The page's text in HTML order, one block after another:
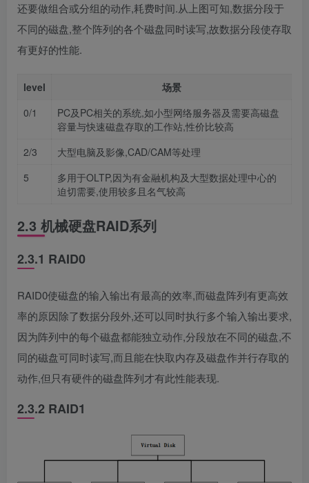
还要做组合或分组的动作,耗费时间.从上图可知,数据分段于
不同的磁盘,整个阵列的各个磁盘同时读写,故数据分段使存取
有更好的性能.
level
场景
0/1
PC及PC相关的系统,如小型网络服务器及需要高磁盘
容量与快速磁盘存取的工作站,性价比较高
2/3
大型电脑及影像,CAD/CAM等处理
5
多用于OLTP,因为有金融机构及大型数据处理中心的
迫切需要,使用较多且名气较高
2.3 机械硬盘RAID系列
2.3.1 RAID0
RAID0使磁盘的输入输出有最高的效率,而磁盘阵列有更高效
率的原因除了数据分段外,还可以同时执行多个输入输出要求,
因为阵列中的每个磁盘都能独立动作,分段放在不同的磁盘,不
同的磁盘可同时读写,而且能在快取内存及磁盘作并行存取的
动作,但只有硬件的磁盘阵列才有此性能表现.
2.3.2 RAID1